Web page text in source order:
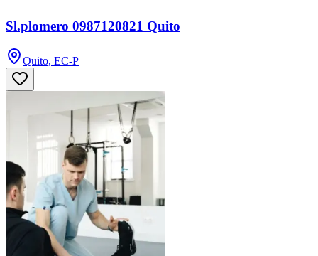
Sl.plomero 0987120821 Quito
Quito, EC-P